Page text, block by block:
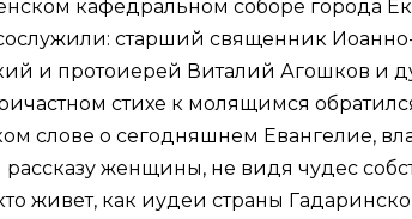
кафедральном соборе города
старший священник
и протоиерей Виталий Агошков и
стихе к молящимся
слове о сегодняшнем Евангелие,
женщины, не видя чудес
живет, как иудеи страны